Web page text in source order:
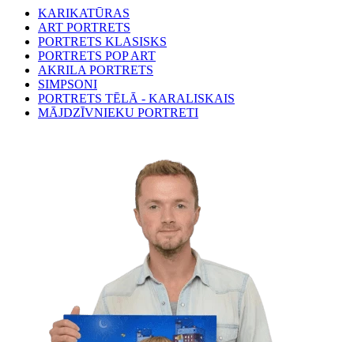
KARIKATŪRAS
ART PORTRETS
PORTRETS KLASISKS
PORTRETS POP ART
AKRILA PORTRETS
SIMPSONI
PORTRETS TĒLĀ - KARALISKAIS
MĀJDZĪVNIEKU PORTRETI